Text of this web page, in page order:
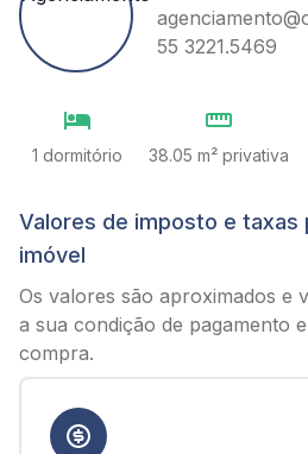
55 3221.5469
1 dormitório 38.05 m² privativa
Valores de imposto e taxas
imóvel
Os valores são aproximados e
a sua condição de pagamento
compra.